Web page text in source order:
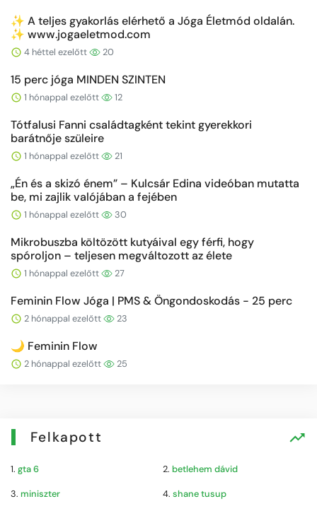
✨ A teljes gyakorlás elérhető a Jóga Életmód oldalán.
✨ www.jogaeletmod.com
4 héttel ezelőtt 20
15 perc jóga MINDEN SZINTEN
1 hónappal ezelőtt 12
Tótfalusi Fanni családtagként tekint gyerekkori
barátnője szüleire
1 hónappal ezelőtt 21
„Én és a skizó énem” – Kulcsár Edina videóban mutatta
be, mi zajlik valójában a fejében
1 hónappal ezelőtt 30
Mikrobuszba költözött kutyáival egy férfi, hogy
spóroljon – teljesen megváltozott az élete
1 hónappal ezelőtt 27
Feminin Flow Jóga | PMS & Öngondoskodás - 25 perc
2 hónappal ezelőtt 23
🌙 Feminin Flow
2 hónappal ezelőtt 25
Felkapott
1. gta 6 2. betlehem dávid
3. miniszter 4. shane tusup